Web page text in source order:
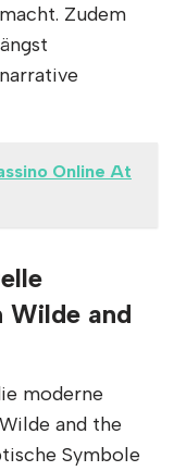
Zudem
Online At
Wilde and
moderne
and the
Symbole